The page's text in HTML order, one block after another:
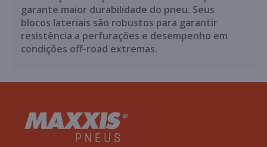
garante maior durabilidade do pneu. Seus
blocos lateriais são robustos para garantir
resistência a perfurações e desempenho em
condições off-road extremas.